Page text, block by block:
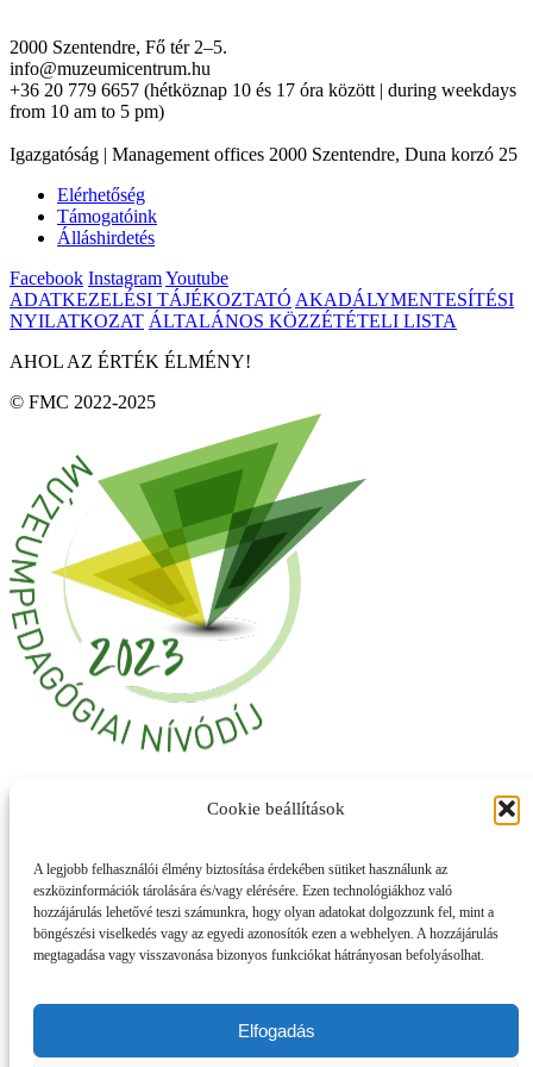
Cookie beállítások
A legjobb felhasználói élmény biztosítása érdekében sütiket használunk az
eszközinformációk tárolására és/vagy elérésére. Ezen technológiákhoz való
hozzájárulás lehetővé teszi számunkra, hogy olyan adatokat dolgozzunk fel, mint a
böngészési viselkedés vagy az egyedi azonosítók ezen a webhelyen. A hozzájárulás
megtagadása vagy visszavonása bizonyos funkciókat hátrányosan befolyásolhat.
Elfogadás
2000 Szentendre, Fő tér 2–5.
info@muzeumicentrum.hu
+36 20 779 6657 (hétköznap 10 és 17 óra között | during weekdays
from 10 am to 5 pm)
Igazgatóság | Management offices 2000 Szentendre, Duna korzó 25
Elérhetőség
Támogatóink
Álláshirdetés
Facebook InstagramYoutube
ADATKEZELÉSI TÁJÉKOZTATÓ AKADÁLYMENTESÍTÉSI
NYILATKOZAT ÁLTALÁNOS KÖZZÉTÉTELI LISTA
AHOL AZ ÉRTÉK ÉLMÉNY!
© FMC 2022-2025